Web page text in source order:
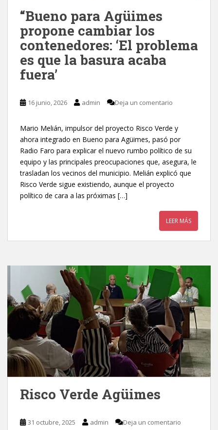
“Bueno para Agüimes
propone cambiar los
contenedores: ‘El problema
es que la basura acaba
fuera’
16 junio, 2026 admin Deja un comentario
Mario Melián, impulsor del proyecto Risco Verde y
ahora integrado en Bueno para Agüimes, pasó por
Radio Faro para explicar el nuevo rumbo político de su
equipo y las principales preocupaciones que, asegura, le
trasladan los vecinos del municipio. Melián explicó que
Risco Verde sigue existiendo, aunque el proyecto
político de cara a las próximas […]
LEER MÁS
Risco Verde Agüimes
31 octubre, 2025 admin Deja un comentario